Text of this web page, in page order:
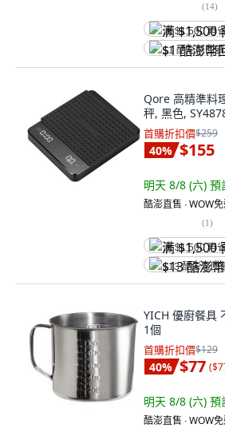
(14)
满 $1,500 再
$1 酷澎幣回饋
Qore 高精準料
秤, 黑色,
首購折扣價$259
40% $155
明天 8/8 (六) 預
酷澎直售 ∙ WOW
(1)
满 $1,500 再
$13 酷澎幣回
YICH 優廚餐具
1個
首購折扣價$129
40% $77 (
明天 8/8 (六) 預
酷澎直售 ∙ WOW